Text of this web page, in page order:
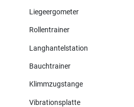
Liegeergometer
Rollentrainer
Langhantelstation
Bauchtrainer
Klimmzugstange
Vibrationsplatte